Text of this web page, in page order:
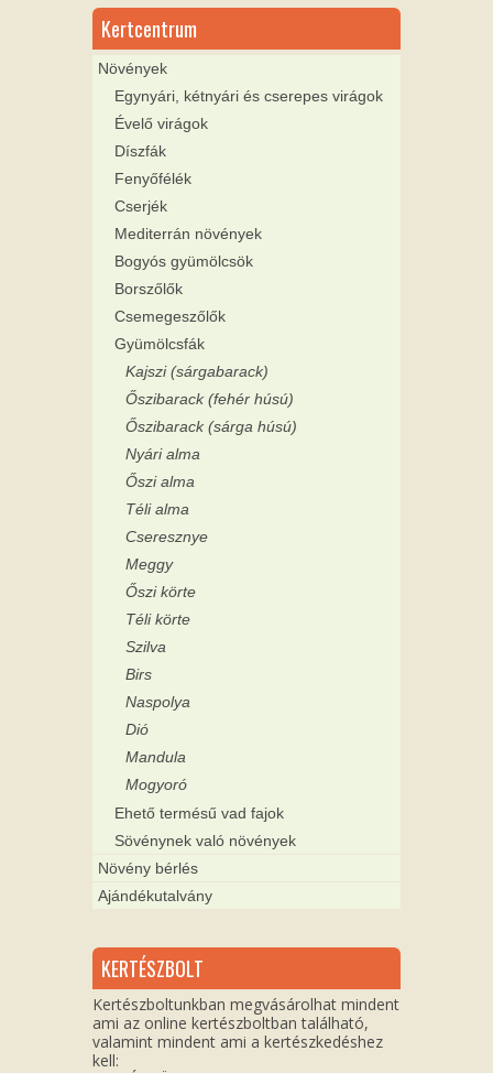
Kertcentrum
Növények
Egynyári, kétnyári és cserepes virágok
Évelő virágok
Díszfák
Fenyőfélék
Cserjék
Mediterrán növények
Bogyós gyümölcsök
Borszőlők
Csemegeszőlők
Gyümölcsfák
Kajszi (sárgabarack)
Őszibarack (fehér húsú)
Őszibarack (sárga húsú)
Nyári alma
Őszi alma
Téli alma
Cseresznye
Meggy
Őszi körte
Téli körte
Szilva
Birs
Naspolya
Dió
Mandula
Mogyoró
Ehető termésű vad fajok
Sövénynek való növények
Növény bérlés
Ajándékutalvány
KERTÉSZBOLT
Kertészboltunkban megvásárolhat mindent
ami az online kertészboltban található,
valamint mindent ami a kertészkedéshez
kell: